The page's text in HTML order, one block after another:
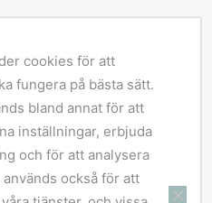
cookies för att
fungera på bästa sätt.
bland annat för att
inställningar, erbjuda
och för att analysera
också för att